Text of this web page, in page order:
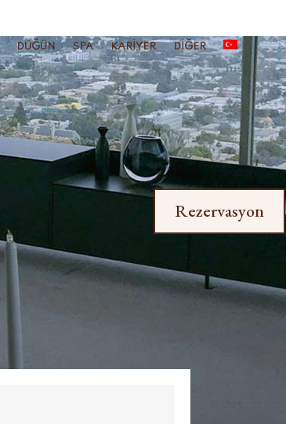
Rezervasyon
DÜĞÜN SPA KARIYER DIĞER